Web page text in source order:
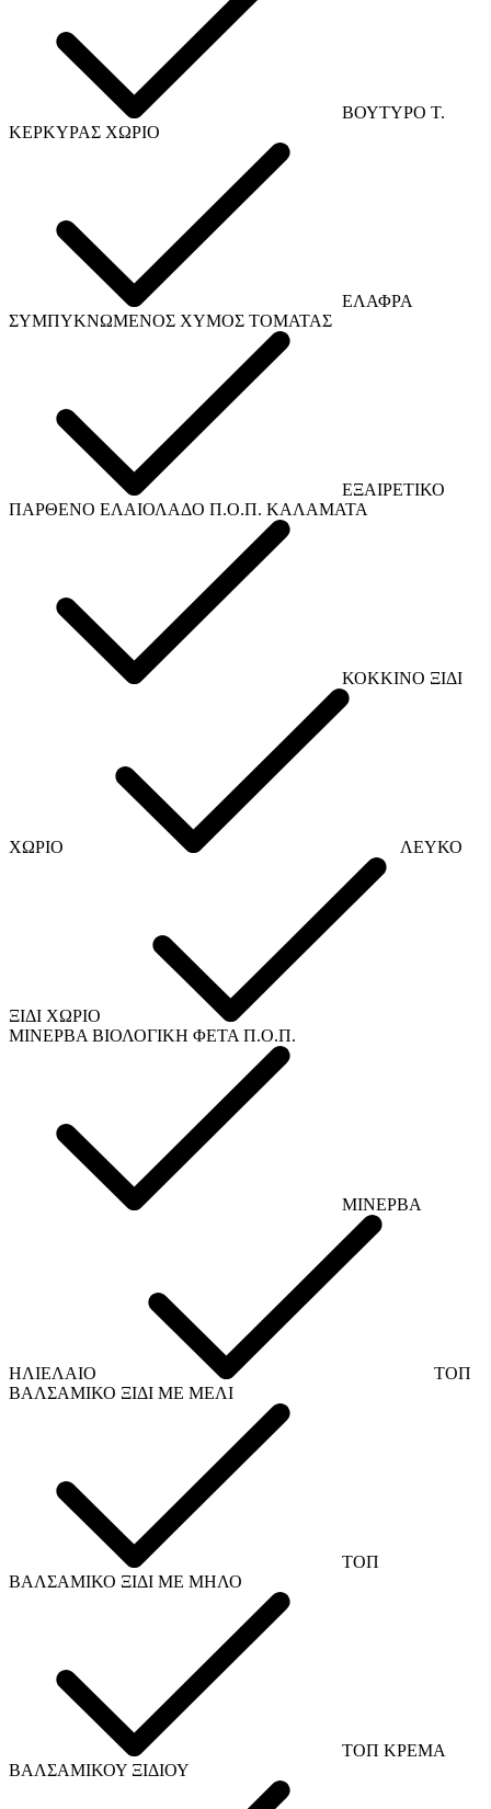
ΒΟΥΤΥΡΟ Τ.
ΚΕΡΚΥΡΑΣ ΧΩΡΙΟ
ΕΛΑΦΡΑ
ΣΥΜΠΥΚΝΩΜΕΝΟΣ ΧΥΜΟΣ ΤΟΜΑΤΑΣ
ΕΞΑΙΡΕΤΙΚΟ
ΠΑΡΘΕΝΟ ΕΛΑΙΟΛΑΔΟ Π.Ο.Π. ΚΑΛΑΜΑΤΑ
ΚΟΚΚΙΝΟ ΞΙΔΙ
ΧΩΡΙΟ ΛΕΥΚΟ
ΞΙΔΙ ΧΩΡΙΟ
ΜΙΝΕΡΒΑ ΒΙΟΛΟΓΙΚΗ ΦΕΤΑ Π.Ο.Π.
ΜΙΝΕΡΒΑ
ΗΛΙΕΛΑΙΟ
ΤΟΠ
ΒΑΛΣΑΜΙΚΟ ΞΙΔΙ ΜΕ ΜΕΛΙ
ΤΟΠ
ΒΑΛΣΑΜΙΚΟ ΞΙΔΙ ΜΕ ΜΗΛΟ
ΤΟΠ ΚΡΕΜΑ
ΒΑΛΣΑΜΙΚΟΥ ΞΙΔΙΟΥ